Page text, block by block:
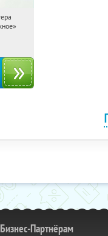
Бизнес-Партнёрам